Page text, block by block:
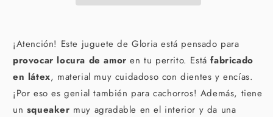
¡Atención! Este juguete de Gloria está pensado para
provocar locura de amoren tu perrito. Estáfabricado
en látex, material muy cuidadoso con dientes y encías.
¡Por eso es genial también para cachorros! Además, tiene
un squeaker muy agradable en el interior y da una